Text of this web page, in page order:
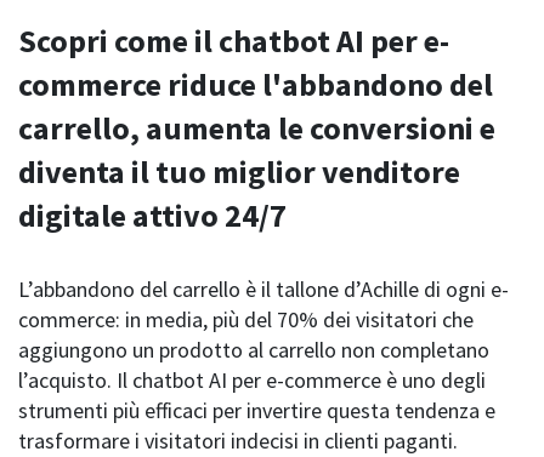
Scopri come il chatbot AI per e-
commerce riduce l'abbandono del
carrello, aumenta le conversioni e
diventa il tuo miglior venditore
digitale attivo 24/7
L’abbandono del carrello è il tallone d’Achille di ogni e-
commerce: in media, più del 70% dei visitatori che
aggiungono un prodotto al carrello non completano
l’acquisto. Il chatbot AI per e-commerce è uno degli
strumenti più efficaci per invertire questa tendenza e
trasformare i visitatori indecisi in clienti paganti.